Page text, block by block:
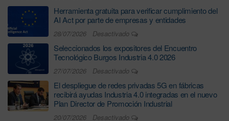
Herramienta gratuita para verificar cumplimiento del
AI Act por parte de empresas y entidades
28/07/2026 Desactivado
Seleccionados los expositores del Encuentro
Tecnológico Burgos Industria 4.0 2026
27/07/2026 Desactivado
El despliegue de redes privadas 5G en fábricas
recibirá ayudas Industria 4.0 integradas en el nuevo
Plan Director de Promoción Industrial
20/07/2026 Desactivado